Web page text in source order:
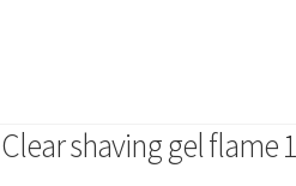
Clear shaving gel flame